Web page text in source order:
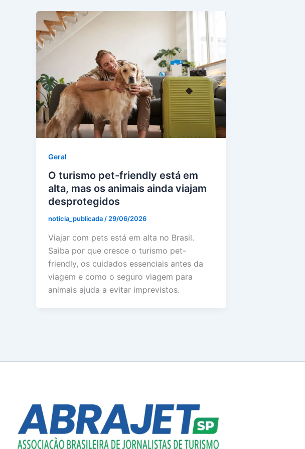
Geral
O turismo pet-friendly está em
alta, mas os animais ainda viajam
desprotegidos
noticia_publicada/29/06/2026
Viajar com pets está em alta no Brasil.
Saiba por que cresce o turismo pet-
friendly, os cuidados essenciais antes da
viagem e como o seguro viagem para
animais ajuda a evitar imprevistos.